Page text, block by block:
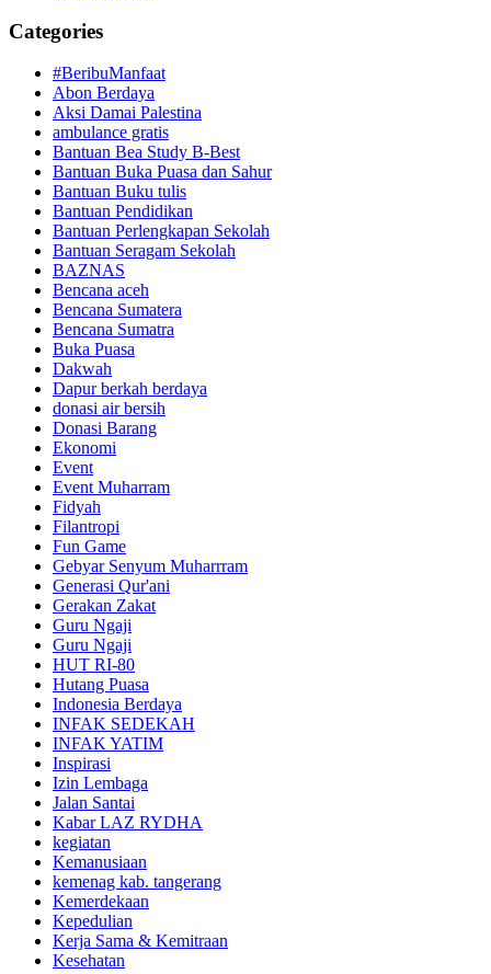
Categories
#BeribuManfaat
Abon Berdaya
Aksi Damai Palestina
ambulance gratis
Bantuan Bea Study B-Best
Bantuan Buka Puasa dan Sahur
Bantuan Buku tulis
Bantuan Pendidikan
Bantuan Perlengkapan Sekolah
Bantuan Seragam Sekolah
BAZNAS
Bencana aceh
Bencana Sumatera
Bencana Sumatra
Buka Puasa
Dakwah
Dapur berkah berdaya
donasi air bersih
Donasi Barang
Ekonomi
Event
Event Muharram
Fidyah
Filantropi
Fun Game
Gebyar Senyum Muharrram
Generasi Qur'ani
Gerakan Zakat
Guru Ngaji
Guru Ngaji
HUT RI-80
Hutang Puasa
Indonesia Berdaya
INFAK SEDEKAH
INFAK YATIM
Inspirasi
Izin Lembaga
Jalan Santai
Kabar LAZ RYDHA
kegiatan
Kemanusiaan
kemenag kab. tangerang
Kemerdekaan
Kepedulian
Kerja Sama & Kemitraan
Kesehatan